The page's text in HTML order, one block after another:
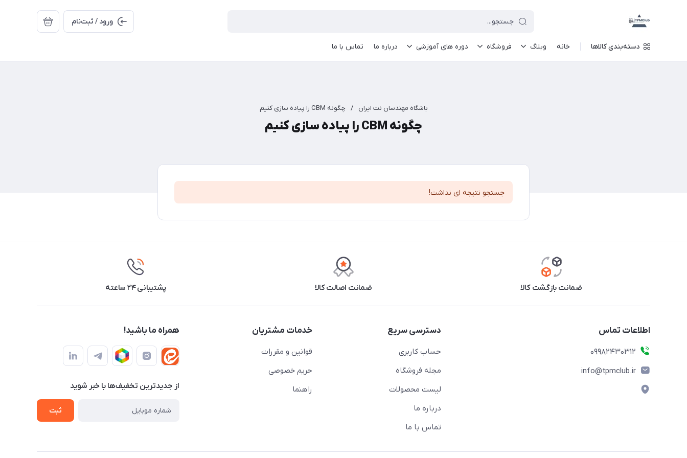
ورود / ثبت‌نام
دسته‌بندی کالاها خانه وبلاگ فروشگاه دوره های آموزشی درباره ما تماس با ما
باشگاه مهندسان نت ایران / چگونه CBM را پیاده سازی کنیم
چگونه CBM را پیاده سازی کنیم
جستجو نتیجه ای نداشت!
ضمانت بازگشت کالا ضمانت اصالت کالا پشتیبانی ۲۴ ساعته
اطلاعات تماس
09982430312
info@tpmclub.ir
دسترسی سریع
حساب کاربری
مجله فروشگاه
لیست محصولات
درباره ما
تماس با ما
خدمات مشتریان
قوانین و مقررات
حریم خصوصی
راهنما
همراه ما باشید!
از جدید‌ترین تخفیف‌ها با‌ خبر شوید
ثبت